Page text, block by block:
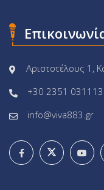
Αριστοτέλους 1,
+30 2351 031113
info@viva883.gr